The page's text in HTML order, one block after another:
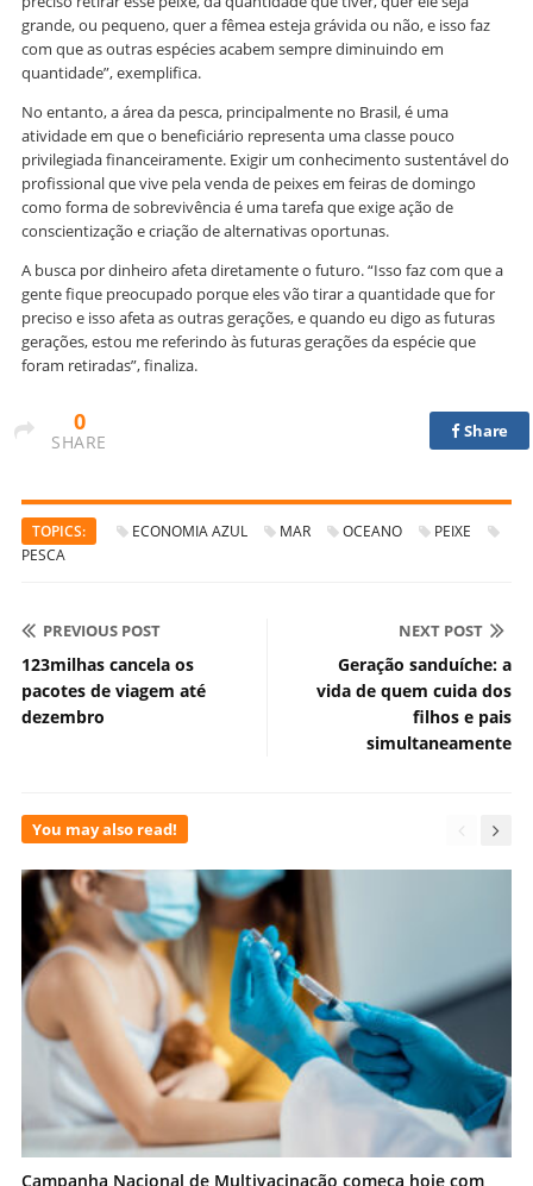
grande, ou pequeno, quer a fêmea esteja grávida ou não, e isso faz
com que as outras espécies acabem sempre diminuindo em
quantidade”, exemplifica.
No entanto, a área da pesca, principalmente no Brasil, é uma
atividade em que o beneficiário representa uma classe pouco
privilegiada financeiramente. Exigir um conhecimento sustentável do
profissional que vive pela venda de peixes em feiras de domingo
como forma de sobrevivência é uma tarefa que exige ação de
conscientização e criação de alternativas oportunas.
A busca por dinheiro afeta diretamente o futuro. “Isso faz com que a
gente fique preocupado porque eles vão tirar a quantidade que for
preciso e isso afeta as outras gerações, e quando eu digo as futuras
gerações, estou me referindo às futuras gerações da espécie que
foram retiradas”, finaliza.
0
SHARE
Share
TOPICS: ECONOMIA AZUL MAR OCEANO
PEIXE
PESCA
PREVIOUS POST
123milhas cancela os
pacotes de viagem até
dezembro
NEXT POST
Geração sanduíche: a
vida de quem cuida dos
filhos e pais
simultaneamente
You may also read!
Campanha Nacional de Multivacinação começa hoje com